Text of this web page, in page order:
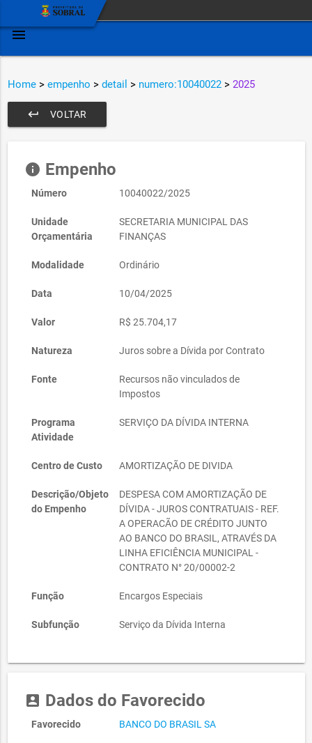
menu
Home > empenho > detail > numero:10040022 > 2025
VOLTAR
keyboard_return
info Empenho
Número 10040022/2025
Unidade
Orçamentária
SECRETARIA MUNICIPAL DAS
FINANÇAS
Modalidade Ordinário
Data 10/04/2025
Valor R$ 25.704,17
Natureza Juros sobre a Dívida por Contrato
Fonte
Recursos não vinculados de
Impostos
Programa
Atividade
SERVIÇO DA DÍVIDA INTERNA
Centro de Custo AMORTIZAÇÃO DE DIVIDA
Descrição/Objeto
do Empenho
DESPESA COM AMORTIZAÇÃO DE
DÍVIDA - JUROS CONTRATUAIS - REF.
A OPERACÃO DE CRÉDITO JUNTO
AO BANCO DO BRASIL, ATRAVÉS DA
LINHA EFICIÊNCIA MUNICIPAL -
CONTRATO N° 20/00002-2
Função Encargos Especiais
Subfunção Serviço da Dívida Interna
account_box Dados do Favorecido
Favorecido BANCO DO BRASIL SA